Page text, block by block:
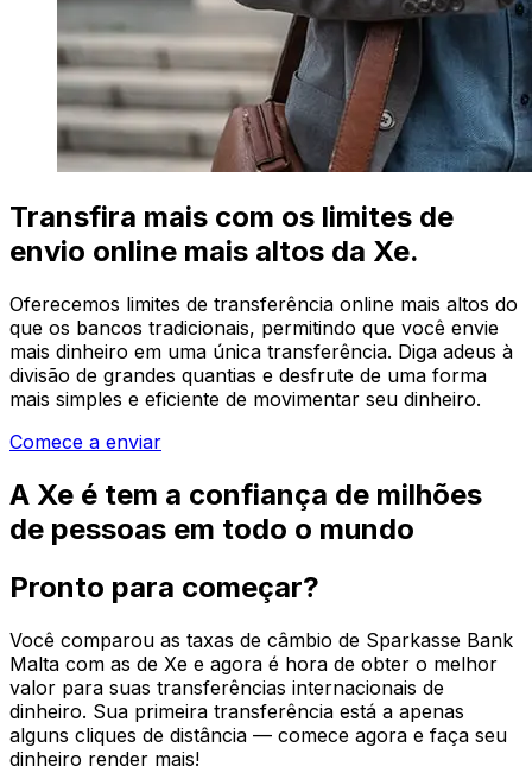
Transfira mais com os limites de
envio online mais altos da Xe.
Oferecemos limites de transferência online mais altos do
que os bancos tradicionais, permitindo que você envie
mais dinheiro em uma única transferência. Diga adeus à
divisão de grandes quantias e desfrute de uma forma
mais simples e eficiente de movimentar seu dinheiro.
Comece a enviar
A Xe é tem a confiança de milhões
de pessoas em todo o mundo
Pronto para começar?
Você comparou as taxas de câmbio de Sparkasse Bank
Malta com as de Xe e agora é hora de obter o melhor
valor para suas transferências internacionais de
dinheiro. Sua primeira transferência está a apenas
alguns cliques de distância — comece agora e faça seu
dinheiro render mais!